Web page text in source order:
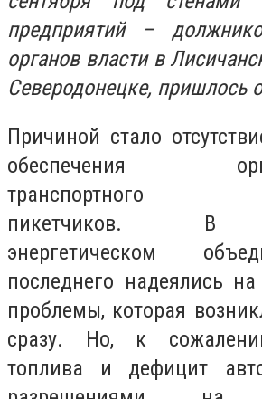
предприятий –
органов власти в
Северодонецке, пришлось
Причиной стало
обеспечения
транспортного
пикетчиков. В
энергетическом
последнего надеялись
проблемы, которая
сразу. Но, к
топлива и дефицит